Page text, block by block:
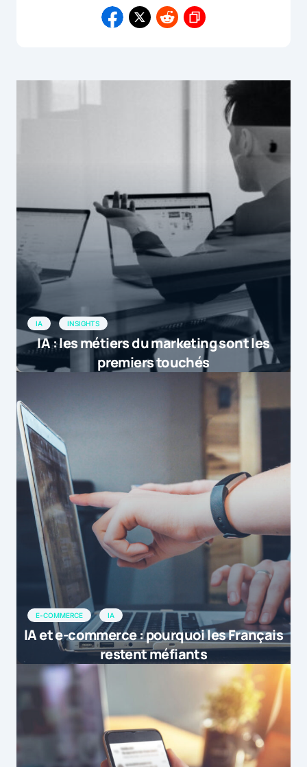
IA INSIGHTS
IA : les métiers du marketing sont les
premiers touchés
E-COMMERCE IA
IA et e-commerce : pourquoi les Français
restent méfiants